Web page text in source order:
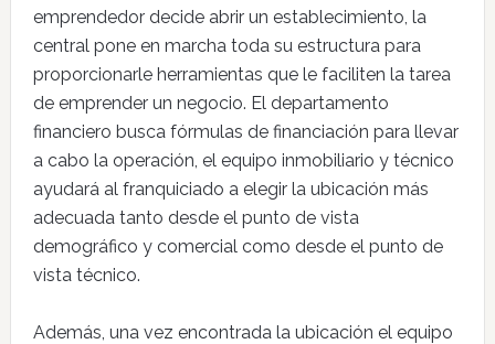
emprendedor decide abrir un establecimiento, la
central pone en marcha toda su estructura para
proporcionarle herramientas que le faciliten la tarea
de emprender un negocio. El departamento
financiero busca fórmulas de financiación para llevar
a cabo la operación, el equipo inmobiliario y técnico
ayudará al franquiciado a elegir la ubicación más
adecuada tanto desde el punto de vista
demográfico y comercial como desde el punto de
vista técnico.
Además, una vez encontrada la ubicación el equipo